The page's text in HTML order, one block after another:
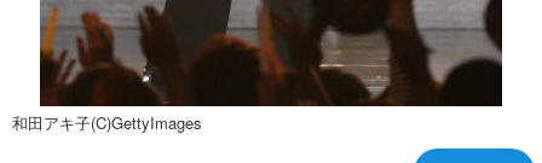
和田アキ子(C)GettyImages